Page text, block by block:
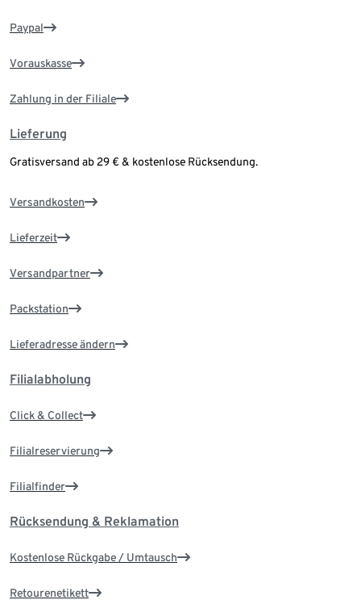
Paypal
Vorauskasse
Zahlung in der Filiale
Lieferung
Gratisversand ab 29 € & kostenlose Rücksendung.
Versandkosten
Lieferzeit
Versandpartner
Packstation
Lieferadresse ändern
Filialabholung
Click & Collect
Filialreservierung
Filialfinder
Rücksendung & Reklamation
Kostenlose Rückgabe / Umtausch
Retourenetikett